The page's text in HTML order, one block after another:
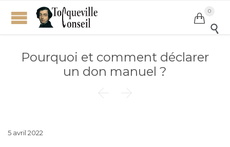

0

Pourquoi et comment déclarer
un don manuel ?
 
5 avril 2022